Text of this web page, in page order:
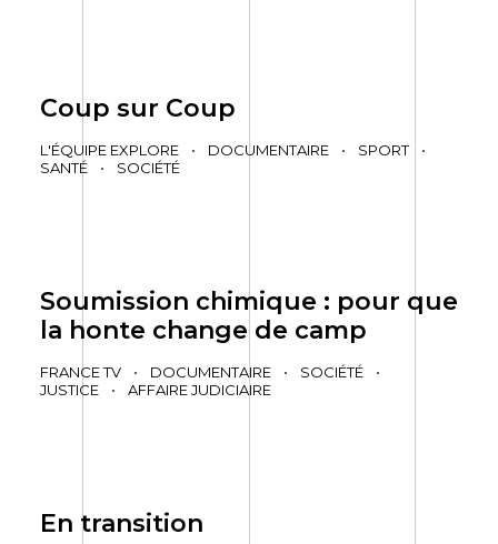
Coup sur Coup
L'ÉQUIPE EXPLORE • DOCUMENTAIRE • SPORT
•
SANTÉ
• SOCIÉTÉ
Soumission chimique : pour que
la honte change de camp
FRANCE TV • DOCUMENTAIRE • SOCIÉTÉ
•
JUSTICE
• AFFAIRE JUDICIAIRE
En transition